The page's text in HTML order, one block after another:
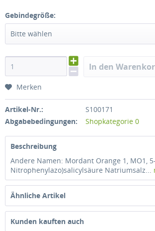
Gebindegröße:
Bitte wählen
In den
Merken
Artikel-Nr.:
S100171
Abgabebedingungen:
Shopkategorie 0
Beschreibung
Andere Namen: Mordant Orange 1, MO1,
Nitrophenylazo)salicylsäure Natriumsalz...
Ähnliche Artikel
Kunden kauften auch